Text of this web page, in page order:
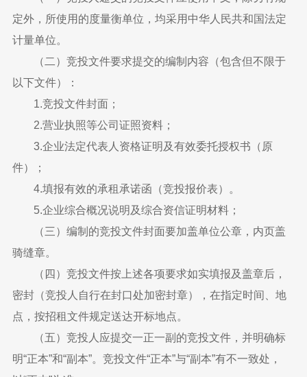
定外，所使用的度量衡单位，均采用中华人民共和国法定
计量单位。
（二）竞投文件要求提交的编制内容（包含但不限于
以下文件）：
1.竞投文件封面；
2.营业执照等公司证照资料；
3.企业法定代表人资格证明及有效委托授权书（原
件）；
4.填报有效的承租承诺函（竞投报价表）。
5.企业综合概况说明及综合资信证明材料；
（三）编制的竞投文件封面要加盖单位公章，内页盖
骑缝章。
（四）竞投文件按上述各项要求如实填报及盖章后，
密封（竞投人自行在封口处加密封章），在指定时间、地
点，按招租文件规定送达开标地点。
（五）竞投人应提交一正一副的竞投文件，并明确标
明“正本”和“副本”。竞投文件“正本”与“副本”有不一致处，